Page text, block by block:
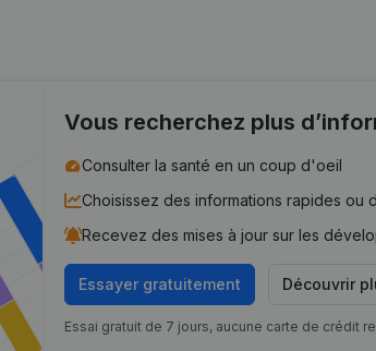
Vous recherchez plus
Consulter la santé en un coup d'oeil
Choisissez des informations rapides ou
Recevez des mises à jour sur les
Essayer gratuitement Découvrir
Essai gratuit de 7 jours, aucune carte de crédit